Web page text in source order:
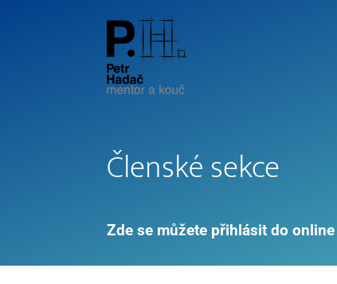
Členské sekce
Zde se můžete přihlásit do